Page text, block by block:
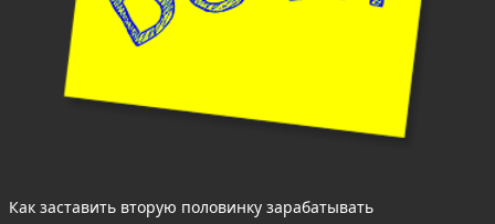
Как заставить вторую половинку зарабатывать